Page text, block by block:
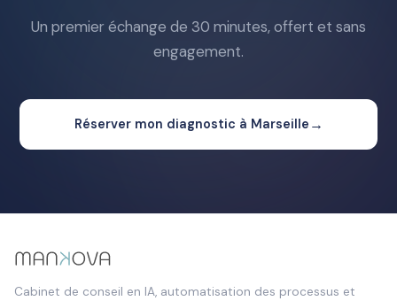
Un premier échange de 30 minutes, offert et sans
engagement.
Réserver mon diagnostic à Marseille →
Cabinet de conseil en IA, automatisation des processus et